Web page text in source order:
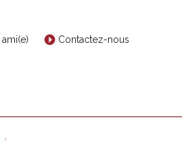
Contactez-nous